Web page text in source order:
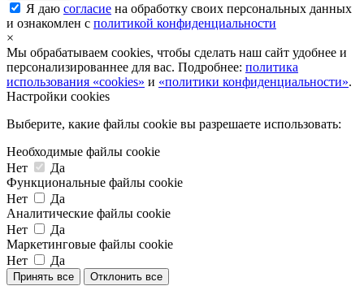
Я даю согласие на обработку своих персональных данных
и ознакомлен с политикой конфиденциальности
×
Мы обрабатываем cookies, чтобы сделать наш сайт удобнее и
персонализированнее для вас. Подробнее: политика
использования «cookies» и «политики конфиденциальности».
Настройки cookies
Выберите, какие файлы cookie вы разрешаете использовать:
Необходимые файлы cookie
Нет
Да
Функциональные файлы cookie
Нет
Да
Аналитические файлы cookie
Нет
Да
Маркетинговые файлы cookie
Нет
Да
Принять все Отклонить все